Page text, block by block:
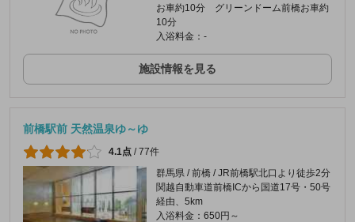
お車約10分 グリーンドーム前橋お車約
10分
入浴料金：-
施設情報を見る
前橋駅前 天然温泉ゆ～ゆ
4.1点 /77件
群馬県 / 前橋 / JR前橋駅北口より徒歩2分
関越自動車道前橋ICから国道17号・50号
経由、5km
入浴料金：650円～